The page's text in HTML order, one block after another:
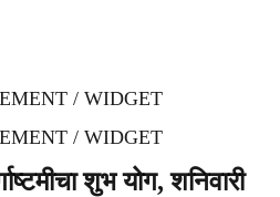
/ WIDGET
/ WIDGET
शुभ योग, शनिवारी